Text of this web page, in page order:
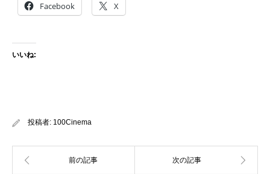
Facebook X
いいね:
投稿者: 100Cinema